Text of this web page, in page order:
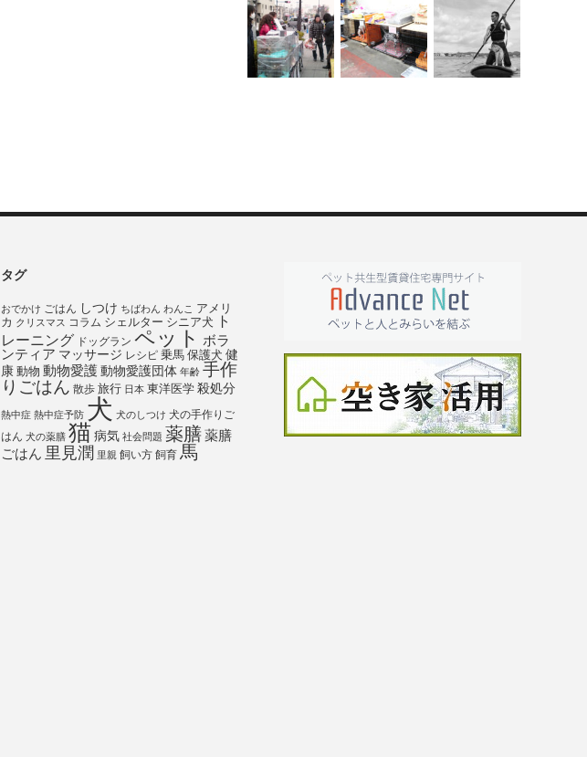
タグ
おでかけ ごはん しつけ ちばわん わんこ アメリ
カ クリスマス コラム シェルター シニア犬
ト
レーニング ドッグラン ペット
ボラ
ンティア マッサージ レシピ 乗馬 保護犬 健
康 動物 動物愛護動物愛護団体 年齢 手作
りごはん 散歩 旅行 日本 東洋医学 殺処分
熱中症 熱中症予防 犬 犬のしつけ 犬の手作りご
はん 犬の薬膳 猫 病気 社会問題 薬膳薬膳
ごはん 里見潤 里親 飼い方 飼育 馬